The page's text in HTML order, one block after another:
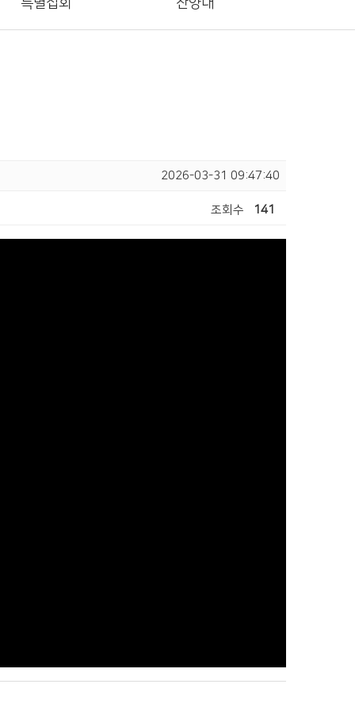
특별집회 찬양대
2026-03-31 09:47:40
조회수 141